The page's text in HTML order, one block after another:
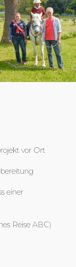
vor Ort
einer
Reise ABC)